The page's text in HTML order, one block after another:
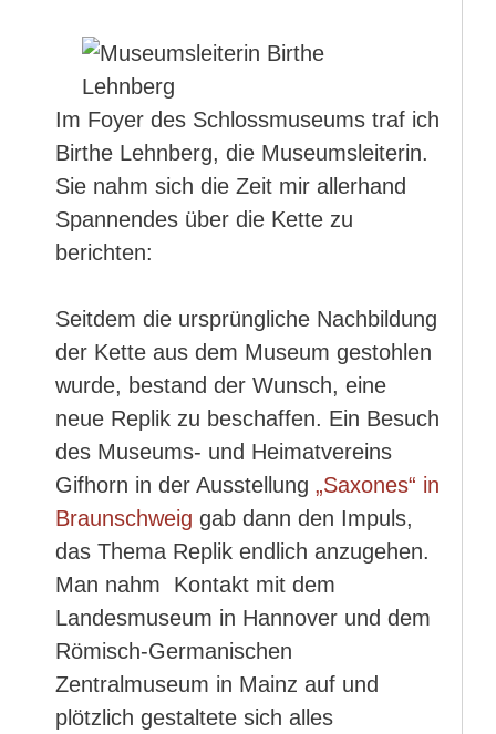
Im Foyer des Schlossmuseums traf ich
Birthe Lehnberg, die Museumsleiterin.
Sie nahm sich die Zeit mir allerhand
Spannendes über die Kette zu
berichten:
Seitdem die ursprüngliche Nachbildung
der Kette aus dem Museum gestohlen
wurde, bestand der Wunsch, eine
neue Replik zu beschaffen. Ein Besuch
des Museums- und Heimatvereins
Gifhorn in der Ausstellung „Saxones“ in
Braunschweig gab dann den Impuls,
das Thema Replik endlich anzugehen.
Man nahm Kontakt mit dem
Landesmuseum in Hannover und dem
Römisch-Germanischen
Zentralmuseum in Mainz auf und
plötzlich gestaltete sich alles